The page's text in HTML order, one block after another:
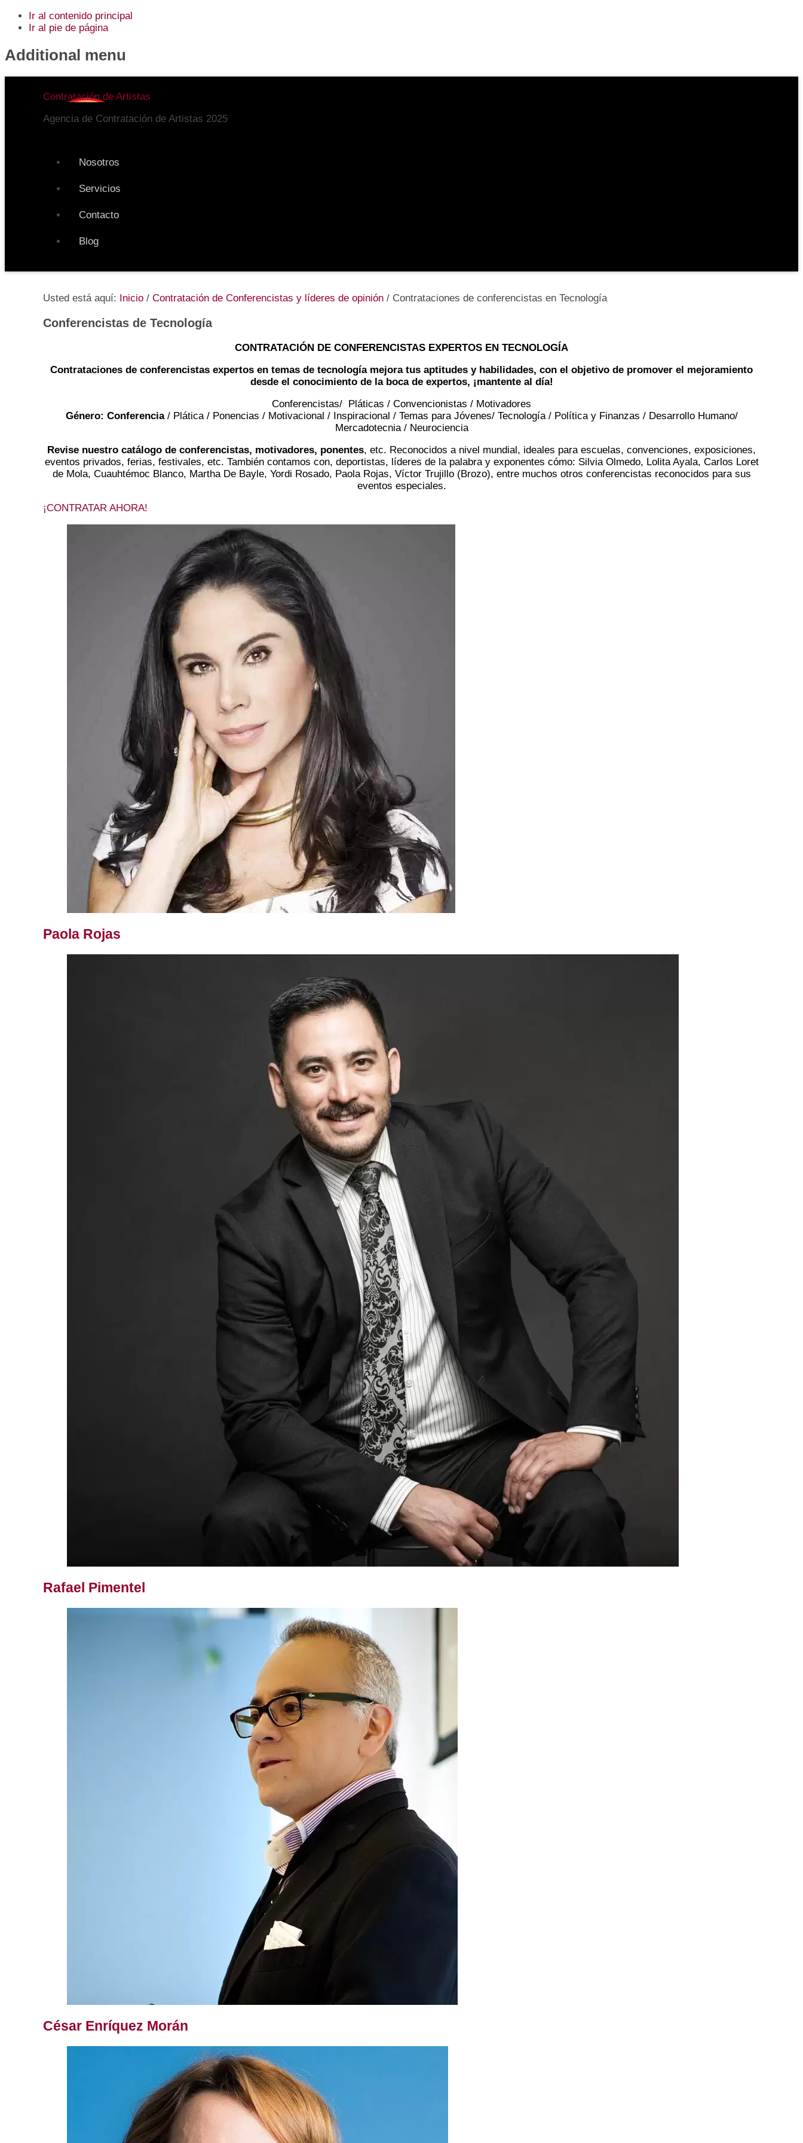
Ir al contenido principal
Ir al pie de página
Additional menu
Contratación de Artistas
Agencia de Contratación de Artistas 2025
Nosotros
Servicios
Contacto
Blog
Usted está aquí: Inicio / Contratación de Conferencistas y líderes de opinión / Contrataciones de conferencistas en Tecnología
Conferencistas de Tecnología
CONTRATACIÓN DE CONFERENCISTAS EXPERTOS EN TECNOLOGÍA
Contrataciones de conferencistas expertos en temas de tecnología mejora tus aptitudes y habilidades, con el objetivo de promover el mejoramiento
desde el conocimiento de la boca de expertos, ¡mantente al día!
Conferencistas/ Pláticas / Convencionistas / Motivadores
Género: Conferencia/ Plática / Ponencias / Motivacional / Inspiracional / Temas para Jóvenes/ Tecnología / Política y Finanzas / Desarrollo Humano/
Mercadotecnia / Neurociencia
Revise nuestro catálogo de conferencistas, motivadores, ponentes, etc. Reconocidos a nivel mundial, ideales para escuelas, convenciones, exposiciones,
eventos privados, ferias, festivales, etc. También contamos con, deportistas, líderes de la palabra y exponentes cómo: Silvia Olmedo, Lolita Ayala, Carlos Loret
de Mola, Cuauhtémoc Blanco, Martha De Bayle, Yordi Rosado, Paola Rojas, Víctor Trujillo (Brozo), entre muchos otros conferencistas reconocidos para sus
eventos especiales.
¡CONTRATAR AHORA!
Paola Rojas
Rafael Pimentel
César Enríquez Morán